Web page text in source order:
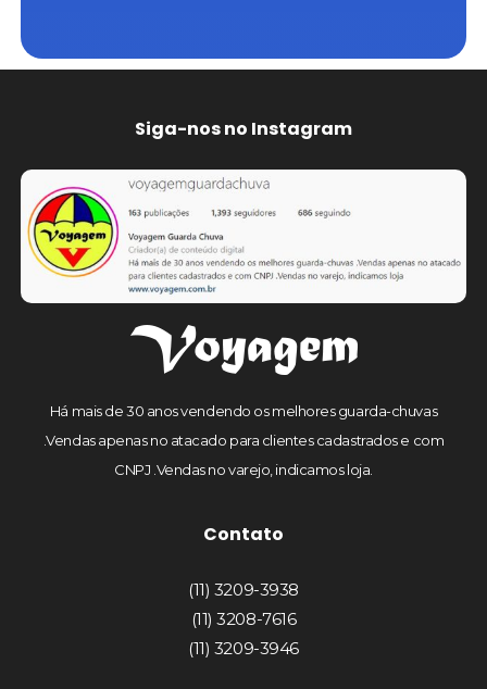
Siga-nos no Instagram
Há mais de 30 anos vendendo os melhores guarda-chuvas
.Vendas apenas no atacado para clientes cadastrados e com
CNPJ .Vendas no varejo, indicamos loja.
Contato
(11) 3209-3938
(11) 3208-7616
(11) 3209-3946